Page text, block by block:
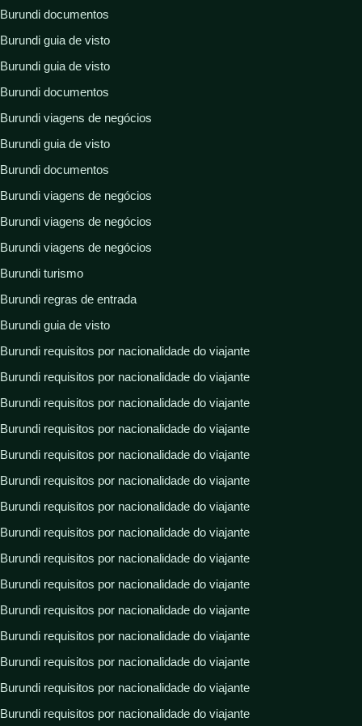
Burundi documentos
Burundi guia de visto
Burundi guia de visto
Burundi documentos
Burundi viagens de negócios
Burundi guia de visto
Burundi documentos
Burundi viagens de negócios
Burundi viagens de negócios
Burundi viagens de negócios
Burundi turismo
Burundi regras de entrada
Burundi guia de visto
Burundi requisitos por nacionalidade do viajante
Burundi requisitos por nacionalidade do viajante
Burundi requisitos por nacionalidade do viajante
Burundi requisitos por nacionalidade do viajante
Burundi requisitos por nacionalidade do viajante
Burundi requisitos por nacionalidade do viajante
Burundi requisitos por nacionalidade do viajante
Burundi requisitos por nacionalidade do viajante
Burundi requisitos por nacionalidade do viajante
Burundi requisitos por nacionalidade do viajante
Burundi requisitos por nacionalidade do viajante
Burundi requisitos por nacionalidade do viajante
Burundi requisitos por nacionalidade do viajante
Burundi requisitos por nacionalidade do viajante
Burundi requisitos por nacionalidade do viajante